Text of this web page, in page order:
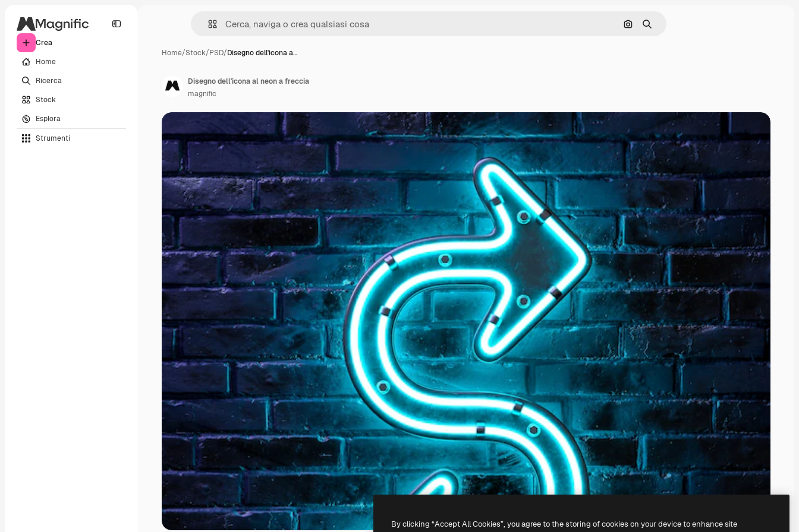
Crea
Home
Ricerca
Stock
Esplora
Strumenti
Cerca per immagine
Ricerca
Home/Stock/PSD/Disegno dell'icona a…
Disegno dell'icona al neon a freccia
magnific
By clicking “Accept All Cookies”, you agree to the storing of cookies on your device to enhance site